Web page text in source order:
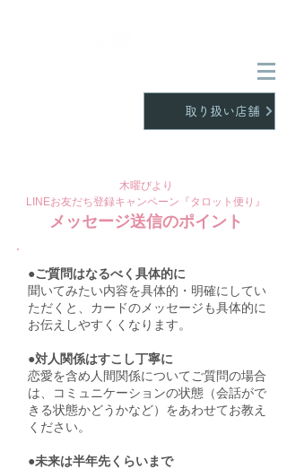
取り扱い店舗
木曜びより
LINEお友だち登録キャンペーン『タロット便り』
​メッセージ送信のポイント
●ご質問はなるべく具体的に
聞いてみたい内容を具体的・明確にしてい
ただくと、カードのメッセージも具体的に
お伝えしやすくくなります。
●対人関係はすこし丁寧に
恋愛を含め人間関係についてご質問の場合
は、コミュニケーションの状態（会話がで
きる状態かどうかなど）をあわせてお教え
ください。
●未来は半年先くらいまで